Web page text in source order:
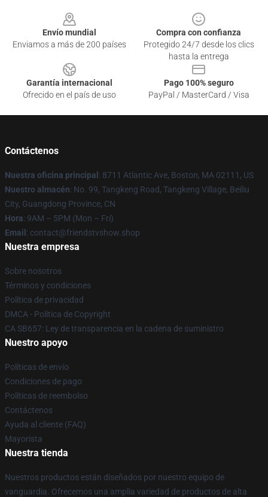
Envío mundial
Enviamos a más de 200 países
Compra con confianza
Protegido 24/7 desde los clics
hasta la entrega
Garantía internacional
Ofrecido en el país de uso
Pago 100% seguro
PayPal / MasterCard / Visa
Contáctenos
Nuestra oficina principal : 8711 Atlantic Ave, Boston, MA 02111, US
Nuestro almacén: No. 99, Tangkeng Road, Tangkeng Village, Beiliu
City, Guangdong Province, CN
Hora: 9AM – 5PM (Mon – Fri)
Email : contact@friendstvshow.shop
Nuestra empresa
Sobre nosotros
Términos y condiciones
Política de privacidad
DMCA - Política de Copyright
CA SB657: Ley de transparencia en la cadena de suministro
Nuestro apoyo
Políticas de envío
Condiciones de pago
Políticas de reembolso
Contáctenos
Ayuda al cliente (FAQ)
Mayorista
Nuestra tienda
Nuestros productos están diseñados por nuestro equipo de
vanguardia. Ofrecemos una amplia variedad de productos de alta